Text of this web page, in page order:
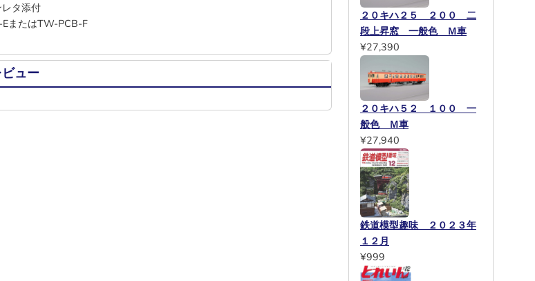
タ添付
またはTW-PCB-F
ビュー
２０キハ２５ ２００ 二
段上昇窓 一般色 Ｍ車
¥27,390
２０キハ５２ １００ 一
般色 Ｍ車
¥27,940
鉄道模型趣味 ２０２３年
１２月
¥999